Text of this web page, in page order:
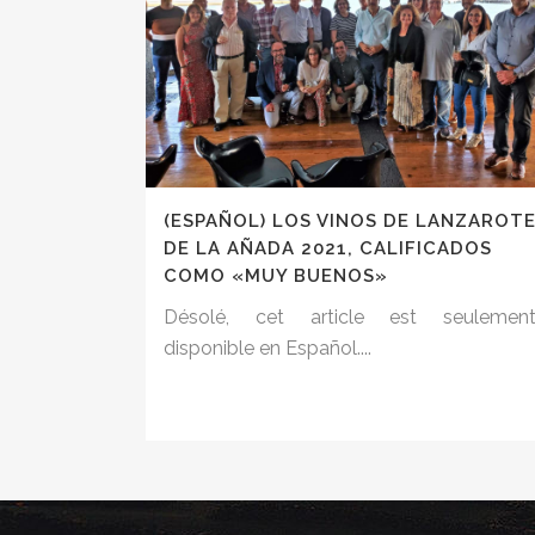
(ESPAÑOL) LOS VINOS DE LANZAROTE
DE LA AÑADA 2021, CALIFICADOS
COMO «MUY BUENOS»
Désolé, cet article est
disponible en Español....